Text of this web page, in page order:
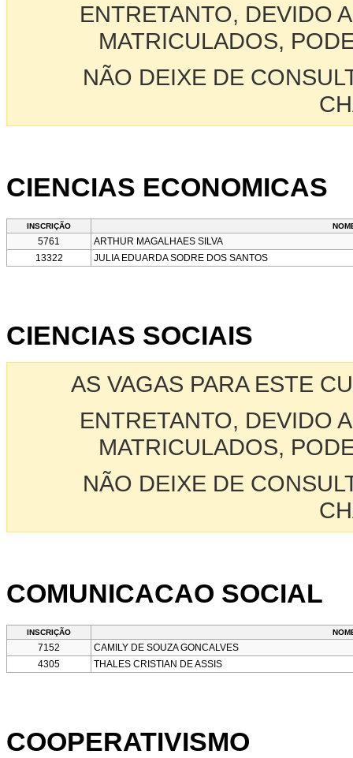
ENTRETANTO, DEVIDO
MATRICULADOS,
NÃO DEIXE DE
CIENCIAS ECONOMICAS
INSCRIÇÃO
5761
ARTHUR MAGALHAES SILVA
13322
JULIA EDUARDA SODRE DOS SANTOS
CIENCIAS SOCIAIS
AS VAGAS PARA ESTE
ENTRETANTO, DEVIDO
MATRICULADOS,
NÃO DEIXE DE
COMUNICACAO SOCIAL
INSCRIÇÃO
7152
CAMILY DE SOUZA GONCALVES
4305
THALES CRISTIAN DE ASSIS
COOPERATIVISMO